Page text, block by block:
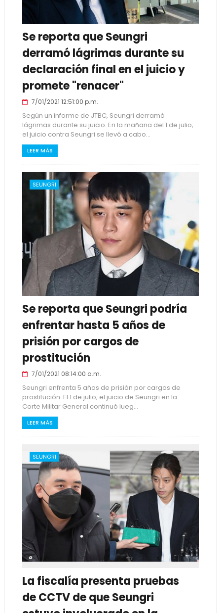
Se reporta que Seungri
derramó lágrimas durante su
declaración final en el juicio y
promete "renacer"
7/01/2021 12:51:00 p.m.
Según un informe de JTBC, Seungri derramó
lágrimas durante su juicio. En la mañana del 1 de julio,
el juicio contra Seungri se llevó a cabo...
LEER MÁS
SEUNGRI
Se reporta que Seungri podría
enfrentar hasta 5 años de
prisión por cargos de
prostitución
7/01/2021 08:14:00 a.m.
Seungri enfrenta 5 años de prisión por cargos de
prostitución. El 1 de julio, el juicio de Seungri en la
Corte Militar General continuó lueg...
LEER MÁS
SEUNGRI
La fiscalía presenta pruebas
de CCTV de que Seungri